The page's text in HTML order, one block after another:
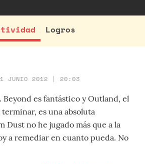
Logros
JUNIO 2012 | 20:03
Beyond es fantástico y Outland, el
es una absoluta
Dust no he jugado más que a la
a remediar en cuanto pueda. No